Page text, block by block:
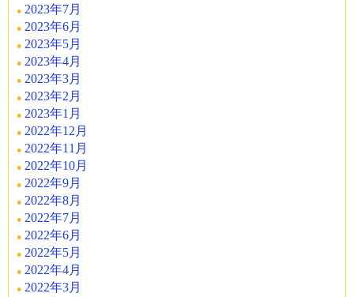
2023年7月
2023年6月
2023年5月
2023年4月
2023年3月
2023年2月
2023年1月
2022年12月
2022年11月
2022年10月
2022年9月
2022年8月
2022年7月
2022年6月
2022年5月
2022年4月
2022年3月